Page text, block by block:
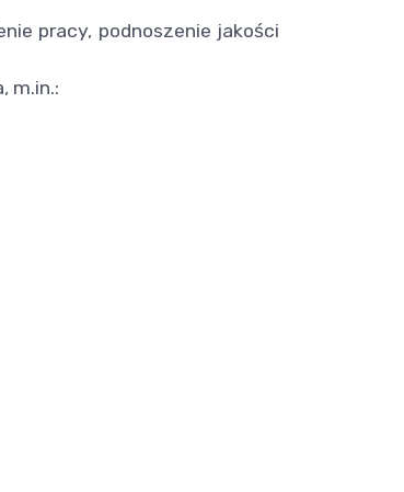
pracy, podnoszenie jakości
m.in.: